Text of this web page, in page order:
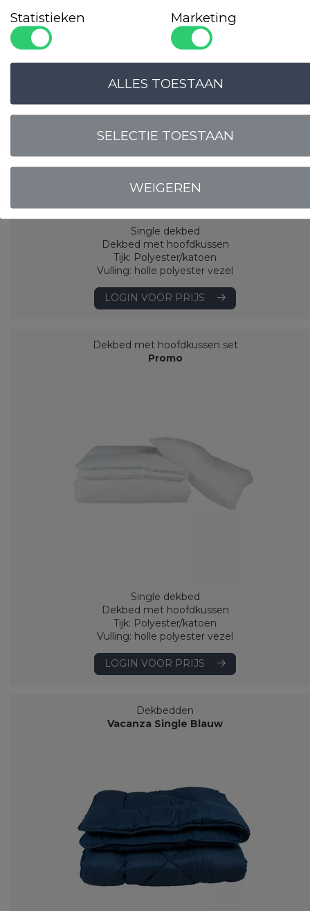
Single dekbed
Dekbed met hoofdkussen
Tijk: Polyester/katoen
Vulling: holle polyester vezel
LOGIN VOOR PRIJS
Dekbed met hoofdkussen set
Promo
Single dekbed
Dekbed met hoofdkussen
Tijk: Polyester/katoen
Vulling: holle polyester vezel
LOGIN VOOR PRIJS
Dekbedden
Vacanza Single Blauw
Statistieken Marketing
WEIGEREN
SELECTIE TOESTAAN
ALLES TOESTAAN